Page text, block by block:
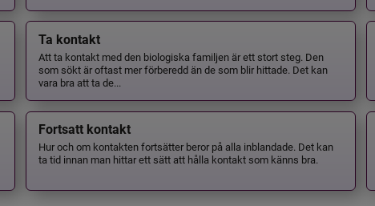
Ta kontakt
Att ta kontakt med den biologiska familjen är ett stort steg. Den
som sökt är oftast mer förberedd än de som blir hittade. Det kan
vara bra att ta de...
Fortsatt kontakt
Hur och om kontakten fortsätter beror på alla inblandade. Det kan
ta tid innan man hittar ett sätt att hålla kontakt som känns bra.